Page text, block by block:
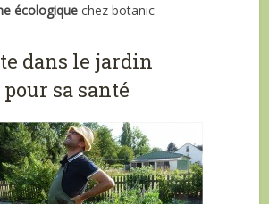
écologique chez botanic
dans le jardin
sa santé